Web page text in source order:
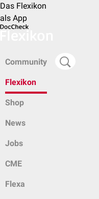
Das Flexikon
als App
Community
Flexikon
Shop
News
Jobs
CME
Flexa